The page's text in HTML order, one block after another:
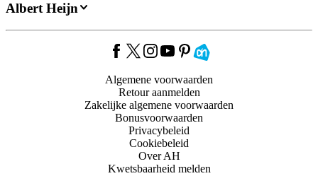
Albert Heijn
Algemene voorwaarden
Retour aanmelden
Zakelijke algemene voorwaarden
Bonusvoorwaarden
Privacybeleid
Cookiebeleid
Over AH
Kwetsbaarheid melden